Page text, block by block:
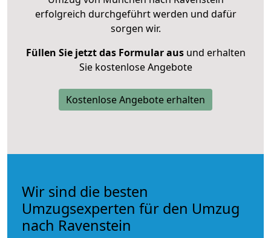
erfolgreich durchgeführt werden und dafür
sorgen wir.
Füllen Sie jetzt das Formular ausund erhalten
Sie kostenlose Angebote
Kostenlose Angebote erhalten
Wir sind die besten
Umzugsexperten für den Umzug
nach Ravenstein